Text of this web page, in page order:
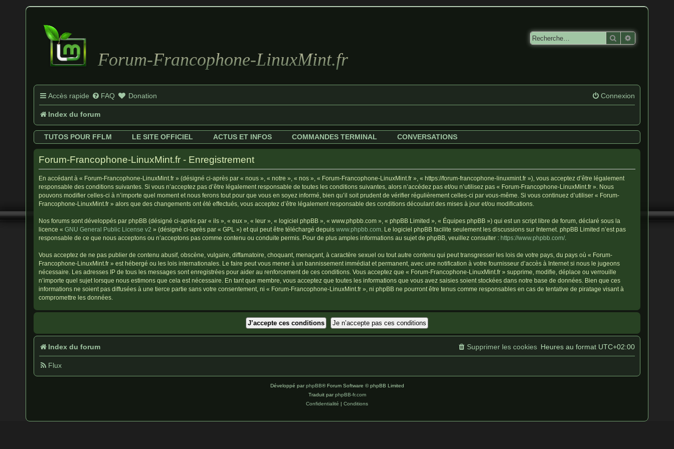
Forum-Francophone-LinuxMint.fr
Rechercher
Accès rapide FAQ Donation Connexion
Index du forum
TUTOS POUR FFLM LE SITE OFFICIEL ACTUS ET INFOS COMMANDES TERMINAL CONVERSATIONS
Forum-Francophone-LinuxMint.fr - Enregistrement
En accédant à « Forum-Francophone-LinuxMint.fr » (désigné ci-après par « nous », « notre », « nos », « Forum-Francophone-LinuxMint.fr », « https://forum-francophone-linuxmint.fr »), vous acceptez d’être légalement
responsable des conditions suivantes. Si vous n’acceptez pas d’être légalement responsable de toutes les conditions suivantes, alors n’accédez pas et/ou n’utilisez pas « Forum-Francophone-LinuxMint.fr ». Nous
pouvons modifier celles-ci à n’importe quel moment et nous ferons tout pour que vous en soyez informé, bien qu’il soit prudent de vérifier régulièrement celles-ci par vous-même. Si vous continuez d’utiliser « Forum-
Francophone-LinuxMint.fr » alors que des changements ont été effectués, vous acceptez d’être légalement responsable des conditions découlant des mises à jour et/ou modifications.
Nos forums sont développés par phpBB (désigné ci-après par « ils », « eux », « leur », « logiciel phpBB », « www.phpbb.com », « phpBB Limited », « Équipes phpBB ») qui est un script libre de forum, déclaré sous la
licence «GNU General Public License v2 » (désigné ci-après par « GPL ») et qui peut être téléchargé depuiswww.phpbb.com . Le logiciel phpBB facilite seulement les discussions sur Internet. phpBB Limited n’est pas
responsable de ce que nous acceptons ou n’acceptons pas comme contenu ou conduite permis. Pour de plus amples informations au sujet de phpBB, veuillez consulter : https://www.phpbb.com/.
Vous acceptez de ne pas publier de contenu abusif, obscène, vulgaire, diffamatoire, choquant, menaçant, à caractère sexuel ou tout autre contenu qui peut transgresser les lois de votre pays, du pays où « Forum-
Francophone-LinuxMint.fr » est hébergé ou les lois internationales. Le faire peut vous mener à un bannissement immédiat et permanent, avec une notification à votre fournisseur d’accès à Internet si nous le jugeons
nécessaire. Les adresses IP de tous les messages sont enregistrées pour aider au renforcement de ces conditions. Vous acceptez que « Forum-Francophone-LinuxMint.fr » supprime, modifie, déplace ou verrouille
n’importe quel sujet lorsque nous estimons que cela est nécessaire. En tant que membre, vous acceptez que toutes les informations que vous avez saisies soient stockées dans notre base de données. Bien que ces
informations ne soient pas diffusées à une tierce partie sans votre consentement, ni « Forum-Francophone-LinuxMint.fr », ni phpBB ne pourront être tenus comme responsables en cas de tentative de piratage visant à
compromettre les données.
Index du forum Heures au format UTC+02:00
Supprimer les cookies
Flux
Développé parphpBB® Forum Software © phpBB Limited
Traduit parphpBB-fr.com
Confidentialité | Conditions